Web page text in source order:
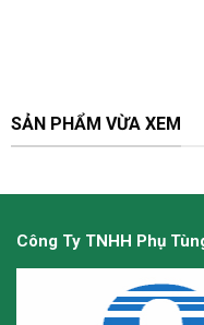
SẢN PHẨM VỪA XEM
Công Ty TNHH Phụ